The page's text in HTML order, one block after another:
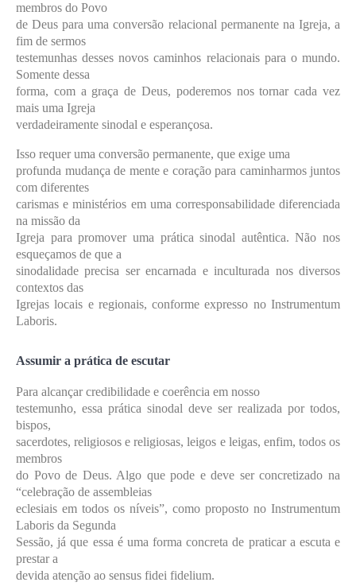
membros do Povo
de Deus para uma conversão relacional permanente na Igreja, a
fim de sermos
testemunhas desses novos caminhos relacionais para o mundo.
Somente dessa
forma, com a graça de Deus, poderemos nos tornar cada vez
mais uma Igreja
verdadeiramente sinodal e esperançosa.
Isso requer uma conversão permanente, que exige uma
profunda mudança de mente e coração para caminharmos juntos
com diferentes
carismas e ministérios em uma corresponsabilidade diferenciada
na missão da
Igreja para promover uma prática sinodal autêntica. Não nos
esqueçamos de que a
sinodalidade precisa ser encarnada e inculturada nos diversos
contextos das
Igrejas locais e regionais, conforme expresso no Instrumentum
Laboris.
Assumir a prática de escutar
Para alcançar credibilidade e coerência em nosso
testemunho, essa prática sinodal deve ser realizada por todos,
bispos,
sacerdotes, religiosos e religiosas, leigos e leigas, enfim, todos os
membros
do Povo de Deus. Algo que pode e deve ser concretizado na
“celebração de assembleias
eclesiais em todos os níveis”, como proposto no Instrumentum
Laboris da Segunda
Sessão, já que essa é uma forma concreta de praticar a escuta e
prestar a
devida atenção ao sensus fidei fidelium.